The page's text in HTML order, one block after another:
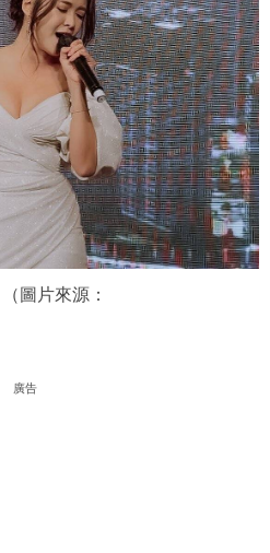
圖片來源：
廣告